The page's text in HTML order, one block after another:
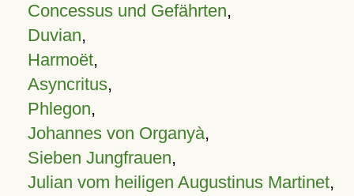
Concessus und Gefährten,
Duvian,
Harmoët,
Asyncritus,
Phlegon,
Johannes von Organyà,
Sieben Jungfrauen,
Julian vom heiligen Augustinus Martinet,